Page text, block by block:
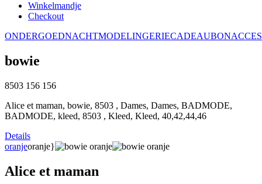
Winkelmandje
Checkout
ONDERGOEDNACHTMODELINGERIECADEAUBON
bowie
8503 156 156
Alice et maman, bowie, 8503 , Dames, Dames, BADMODE,
BADMODE, kleed, 8503 , Kleed, Kleed, 40,42,44,46
Details
oranjeoranje}
Alice et maman